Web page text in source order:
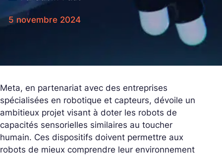
5 novembre 2024
Meta, en partenariat avec des entreprises
spécialisées en robotique et capteurs, dévoile un
ambitieux projet visant à doter les robots de
capacités sensorielles similaires au toucher
humain. Ces dispositifs doivent permettre aux
robots de mieux comprendre leur environnement